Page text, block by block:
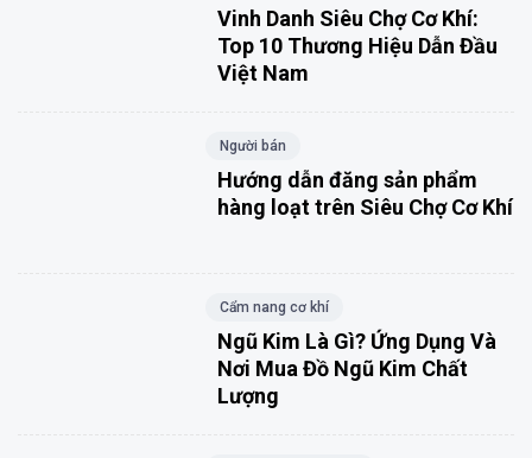
Vinh Danh Siêu Chợ Cơ Khí:
Top 10 Thương Hiệu Dẫn Đầu
Việt Nam
Người bán
Hướng dẫn đăng sản phẩm
hàng loạt trên Siêu Chợ Cơ Khí
Cẩm nang cơ khí
Ngũ Kim Là Gì? Ứng Dụng Và
Nơi Mua Đồ Ngũ Kim Chất
Lượng